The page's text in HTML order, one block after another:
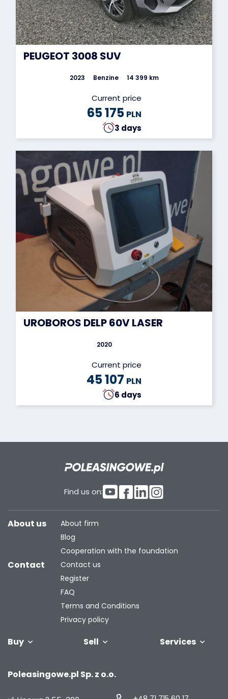
PEUGEOT 3008 SUV
2023 Benzine 14 399 km
Current price
65 175 PLN
3 days
UROBOROS DELP 60V LASER
2020
Current price
45 107 PLN
6 days
Find us on:
Buy Sell
your fleet
Services
About us
About firm
Blog
Cooperation with the foundation
Contact
Contact us
Register
FAQ
Terms and Conditions
Privacy policy
Poleasingowe.pl Sp. z o.o.